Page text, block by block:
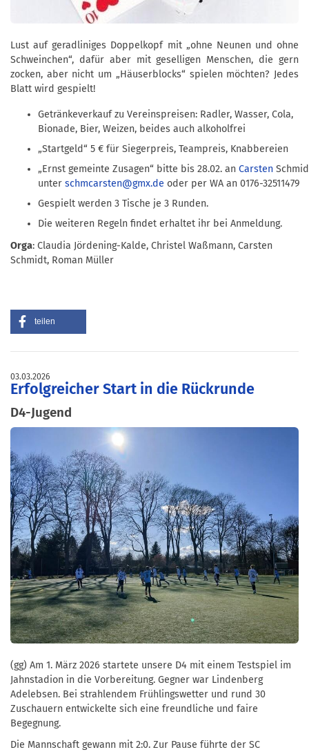
Lust auf geradliniges Doppelkopf mit „ohne Neunen und ohne
Schweinchen“, dafür aber mit geselligen Menschen, die gern
zocken, aber nicht um „Häuserblocks“ spielen möchten? Jedes
Blatt wird gespielt!
Getränkeverkauf zu Vereinspreisen: Radler, Wasser, Cola,
Bionade, Bier, Weizen, beides auch alkoholfrei
„Startgeld“ 5 € für Siegerpreis, Teampreis, Knabbereien
„Ernst gemeinte Zusagen“ bitte bis 28.02. an Carsten
unter schmcarsten@gmx.de oder per WA an 0176-32511479
Gespielt werden 3 Tische je 3 Runden.
Die weiteren Regeln findet erhaltet ihr bei Anmeldung.
Orga: Claudia Jördening-Kalde, Christel Waßmann, Carsten
Schmidt, Roman Müller
teilen
03.03.2026
Erfolgreicher Start in die Rückrunde
D4-Jugend
(gg) Am 1. März 2026 startete unsere D4 mit einem Testspiel im
Jahnstadion in die Vorbereitung. Gegner war Lindenberg
Adelebsen. Bei strahlendem Frühlingswetter und rund 30
Zuschauern entwickelte sich eine freundliche und faire
Begegnung.
Die Mannschaft gewann mit 2:0. Zur Pause führte der SC